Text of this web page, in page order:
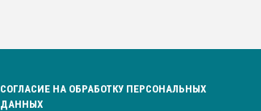
СОГЛАСИЕ НА ОБРАБОТКУ ПЕРСОНАЛЬНЫХ
ДАННЫХ